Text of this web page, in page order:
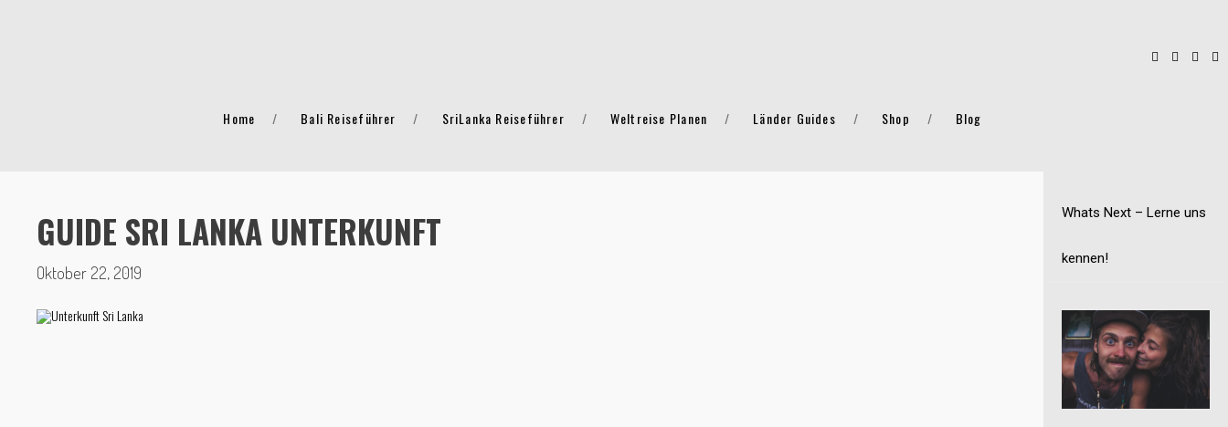
Home Bali Reiseführer SriLanka Reiseführer Weltreise Planen Länder Guides Shop Blog
GUIDE SRI LANKA UNTERKUNFT
Oktober 22, 2019
Whats Next – Lerne uns
kennen!